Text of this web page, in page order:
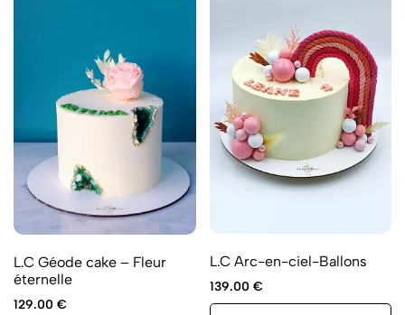
L.C Géode cake – Fleur
éternelle
129.00 €
L.C Arc-en-ciel-Ballons
139.00 €